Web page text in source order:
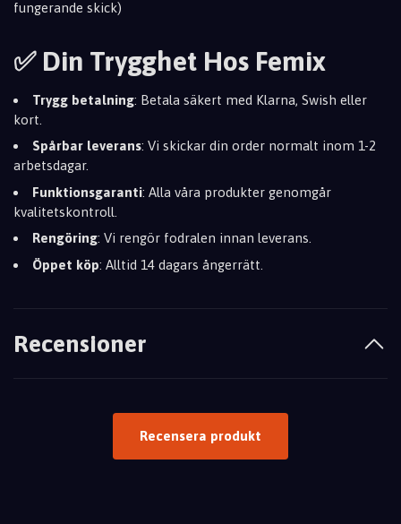
fungerande skick)
✅ Din Trygghet Hos Femix
Trygg betalning: Betala säkert med Klarna, Swish eller
kort.
Spårbar leverans: Vi skickar din order normalt inom 1-2
arbetsdagar.
Funktionsgaranti: Alla våra produkter genomgår
kvalitetskontroll.
Rengöring: Vi rengör fodralen innan leverans.
Öppet köp: Alltid 14 dagars ångerrätt.
Recensioner
Recensera produkt